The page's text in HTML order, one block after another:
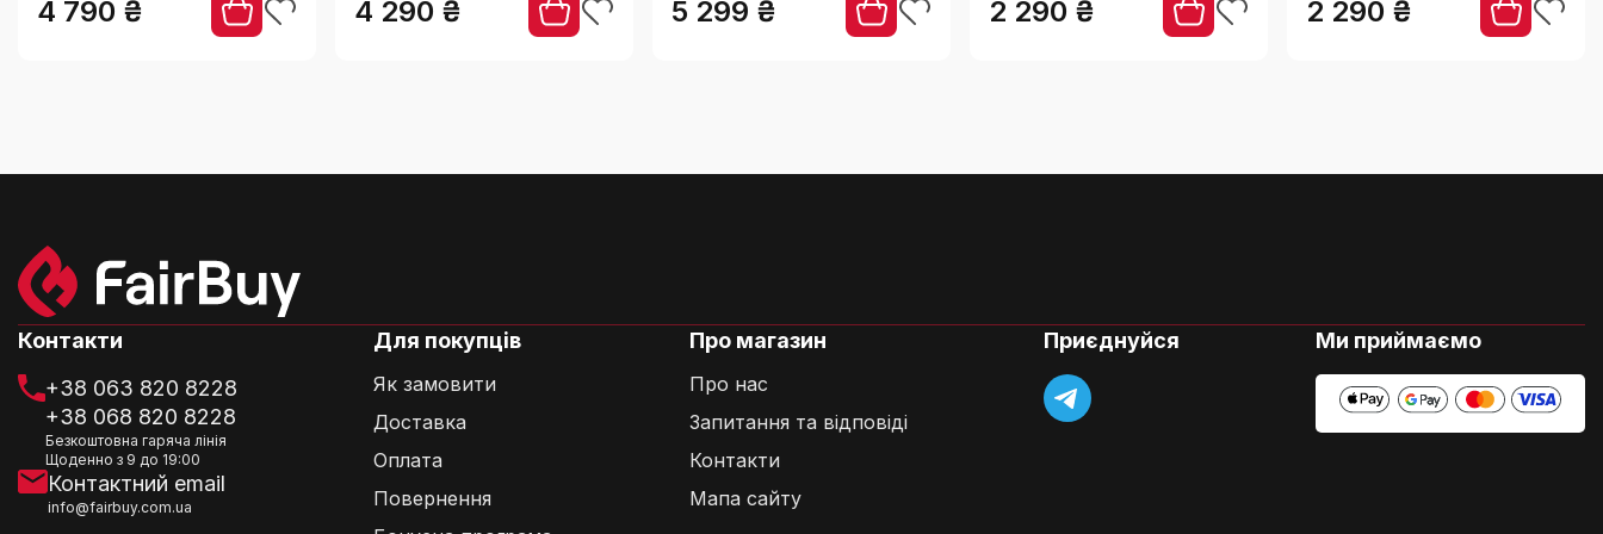
Чи можна використовувати глечик для зберігання напоїв на тривалий час?
Чи впливає колір алюмінію на функціональність глечика?
4 790 ₴ 4 290 ₴ 5 299 ₴
замок
2 290 ₴
Press, герметичний
2 290 ₴
Контакти
+38 063 820 8228
+38 068 820 8228
Безкоштовна гаряча лінія
Щоденно з 9 до 19:00
Контактний email
info@fairbuy.com.ua
Для покупців
Як замовити
Доставка
Оплата
Повернення
Про магазин
Про нас
Запитання та відповіді
Контакти
Мапа сайту
Приєднуйся Ми приймаємо